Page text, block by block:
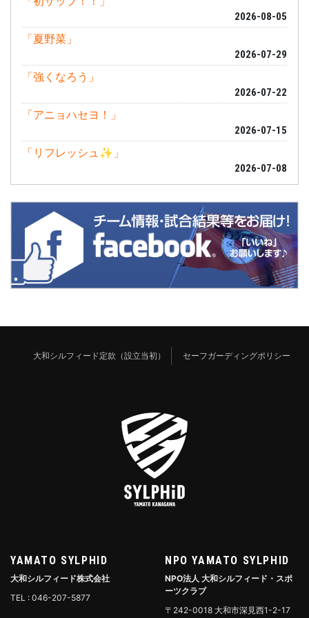
2026-08-05
「夏野菜」
2026-07-29
「強くなろう」
2026-07-22
「アニョハセヨ！」
2026-07-15
「リフレッシュ✨」
2026-07-08
大和シルフィード定款（設立当初） セーフガーディングポリシー
YAMATO SYLPHID
大和シルフィード株式会社
TEL : 046-207-5877
NPO YAMATO SYLPHID
NPO法人 大和シルフィード・スポ
ーツクラブ
〒242-0018 大和市深見西1-2-17